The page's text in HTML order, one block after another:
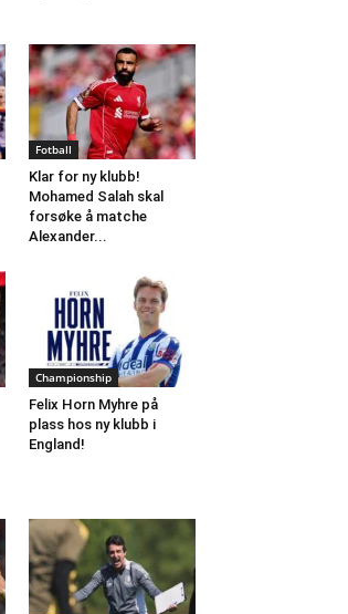
Fotball
Klar for ny klubb!
Mohamed Salah skal
forsøke å matche
Alexander...
Championship
Felix Horn Myhre på
plass hos ny klubb i
England!